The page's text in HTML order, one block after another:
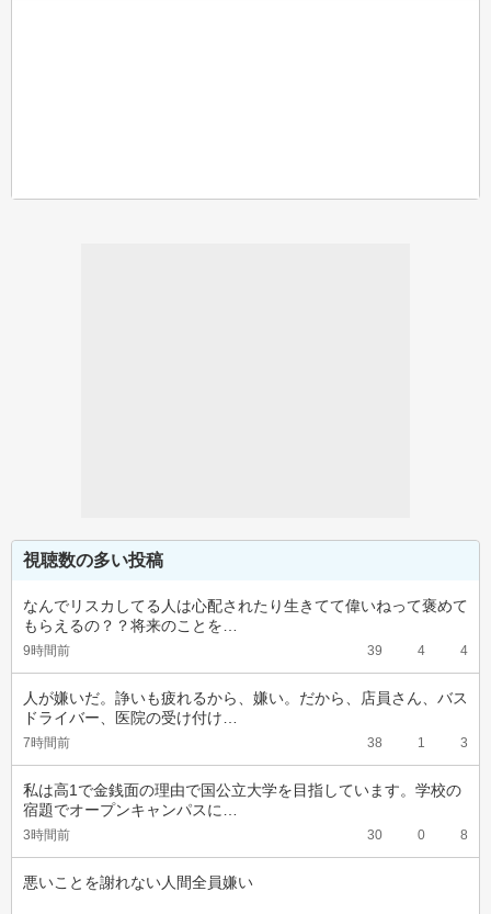
視聴数の多い投稿
なんでリスカしてる人は心配されたり生きてて偉いねって褒めて
もらえるの？？将来のことを…
9時間前 39 4 4
人が嫌いだ。諍いも疲れるから、嫌い。だから、店員さん、バス
ドライバー、医院の受け付け…
7時間前 38 1 3
私は高1で金銭面の理由で国公立大学を目指しています。学校の
宿題でオープンキャンパスに…
3時間前 30 0 8
悪いことを謝れない人間全員嫌い